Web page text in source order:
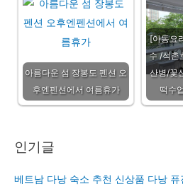
아름다운 섬 장봉도 펜션 오
후엔펜션에서 여름휴가
[아동요
수 /석촌
산병/꽃
떡수
인기글
베트남 다낭 숙소 추천 신상품 다낭